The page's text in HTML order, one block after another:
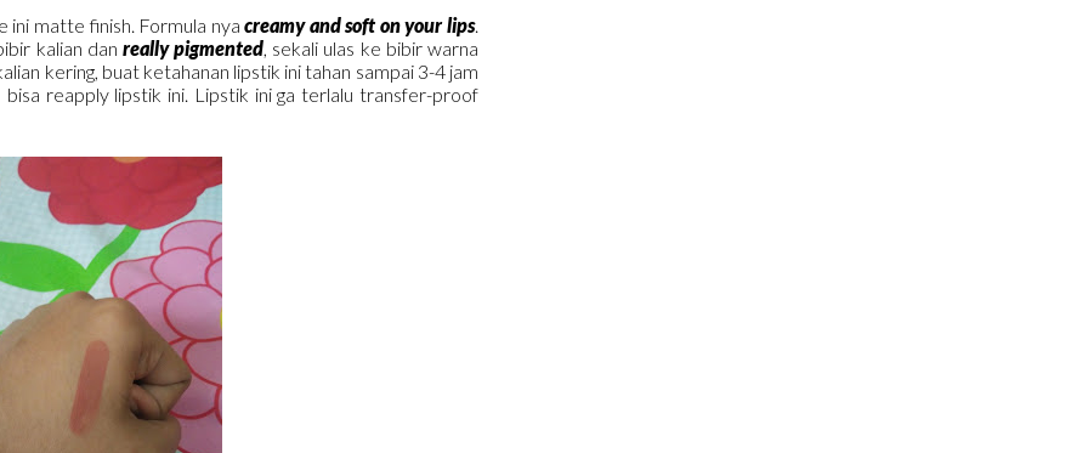
ini matte finish. Formula nyacreamy and soft on your lips.
kalian dan really pigmented, sekali ulas ke bibir warna
kering, buat ketahanan lipstik ini tahan sampai 3-4 jam
bisa reapply lipstik ini. Lipstik ini ga terlalu transfer-proof